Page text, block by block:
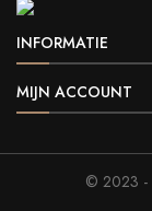
INFORMATIE
MIJN ACCOUNT
© 2023 -